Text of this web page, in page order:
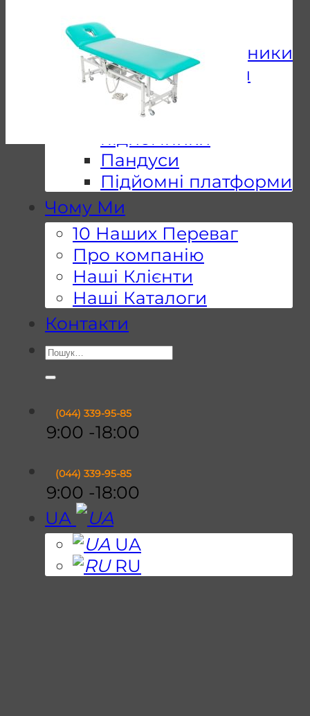
середовище
Стельові підйомники
Підйомники для
басейну
Мобільні
підйомники
Пандуси
Підйомні платформи
Чому Ми
10 Наших Переваг
Про компанію
Наші Клієнти
Наші Каталоги
Контакти
Шукати:
(044) 339-95-85
9:00 -18:00
(044) 339-95-85
9:00 -18:00
UA
UA
RU